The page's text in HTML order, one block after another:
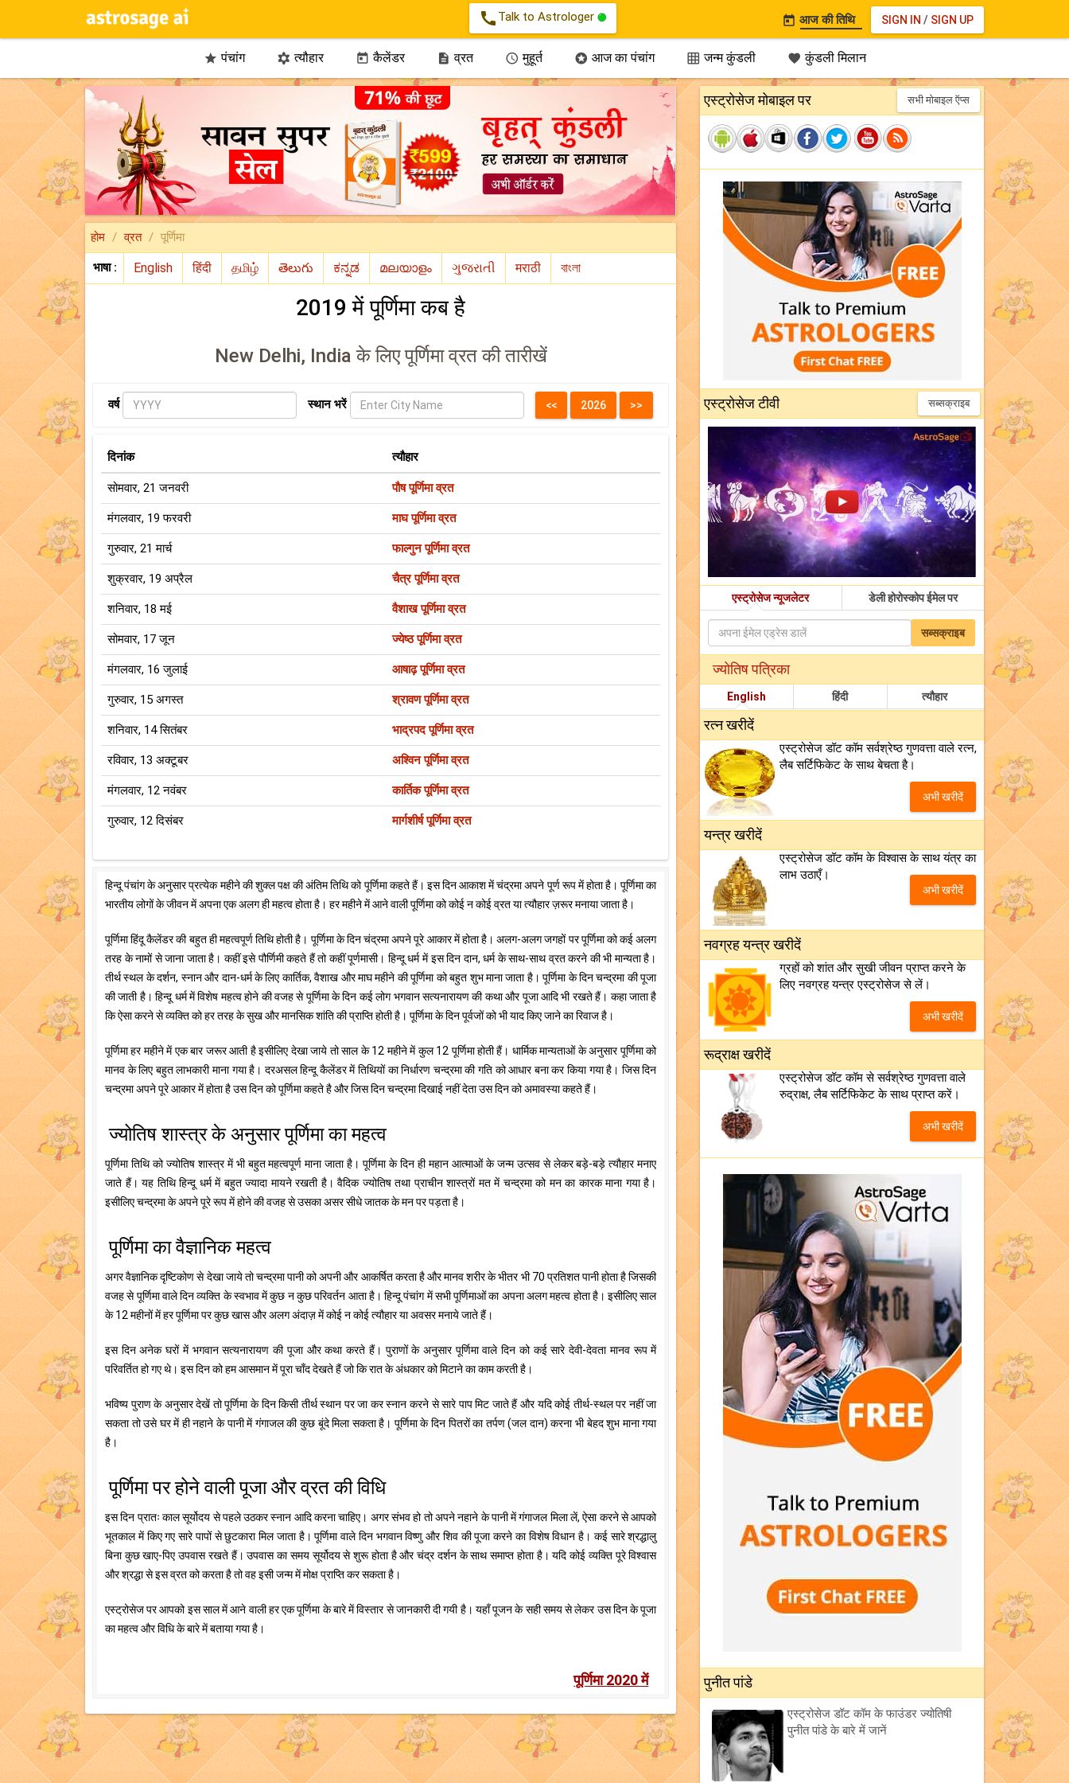
call Talk to Astrologer SIGN IN / SIGN UP
 आज की तिथि
 पंचांग  त्यौहार  कैलेंडर  व्रत  मुहूर्त  आज का पंचांग  जन्म कुंडली  कुंडली मिलान
होम व्रत पूर्णिमा
भाषा :
2019 में पूर्णिमा कब है
New Delhi, India के लिए पूर्णिमा व्रत की तारीखें
वर्ष स्थान भरें
दिनांक त्यौहार
सोमवार, 21 जनवरी पौष पूर्णिमा व्रत
मंगलवार, 19 फरवरी माघ पूर्णिमा व्रत
गुरुवार, 21 मार्च फाल्गुन पूर्णिमा व्रत
शुक्रवार, 19 अप्रैल चैत्र पूर्णिमा व्रत
शनिवार, 18 मई वैशाख पूर्णिमा व्रत
सोमवार, 17 जून ज्येष्ठ पूर्णिमा व्रत
मंगलवार, 16 जुलाई आषाढ़ पूर्णिमा व्रत
गुरुवार, 15 अगस्त श्रावण पूर्णिमा व्रत
शनिवार, 14 सितंबर भाद्रपद पूर्णिमा व्रत
रविवार, 13 अक्टूबर अश्विन पूर्णिमा व्रत
मंगलवार, 12 नवंबर कार्तिक पूर्णिमा व्रत
गुरुवार, 12 दिसंबर मार्गशीर्ष पूर्णिमा व्रत
हिन्दू पंचांग के अनुसार प्रत्येक महीने की शुक्ल पक्ष की अंतिम तिथि को पूर्णिमा कहते हैं। इस दिन आकाश में चंद्रमा अपने पूर्ण रूप में होता है। पूर्णिमा का
भारतीय लोगों के जीवन में अपना एक अलग ही महत्व होता है। हर महीने में आने वाली पूर्णिमा को कोई न कोई व्रत या त्यौहार ज़रूर मनाया जाता है।
पूर्णिमा हिंदू कैलेंडर की बहुत ही महत्वपूर्ण तिथि होती है। पूर्णिमा के दिन चंद्रमा अपने पूरे आकार में होता है। अलग-अलग जगहों पर पूर्णिमा को कई अलग
तरह के नामों से जाना जाता है। कहीं इसे पौर्णिमी कहते हैं तो कहीं पूर्णमासी। हिन्दू धर्म में इस दिन दान, धर्म के साथ-साथ व्रत करने की भी मान्यता है।
तीर्थ स्थल के दर्शन, स्नान और दान-धर्म के लिए कार्तिक, वैशाख और माघ महीने की पूर्णिमा को बहुत शुभ माना जाता है। पूर्णिमा के दिन चन्द्रमा की पूजा
की जाती है। हिन्दू धर्म में विशेष महत्व होने की वजह से पूर्णिमा के दिन कई लोग भगवान सत्यनारायण की कथा और पूजा आदि भी रखते हैं। कहा जाता है
कि ऐसा करने से व्यक्ति को हर तरह के सुख और मानसिक शांति की प्राप्ति होती है। पूर्णिमा के दिन पूर्वजों को भी याद किए जाने का रिवाज है।
पूर्णिमा हर महीने में एक बार जरूर आती है इसीलिए देखा जाये तो साल के 12 महीने में कुल 12 पूर्णिमा होती हैं। धार्मिक मान्यताओं के अनुसार पूर्णिमा को
मानव के लिए बहुत लाभकारी माना गया है। दरअसल हिन्दू कैलेंडर में तिथियों का निर्धारण चन्द्रमा की गति को आधार बना कर किया गया है। जिस दिन
चन्द्रमा अपने पूरे आकार में होता है उस दिन को पूर्णिमा कहते है और जिस दिन चन्द्रमा दिखाई नहीं देता उस दिन को अमावस्या कहते हैं।
ज्योतिष शास्त्र के अनुसार पूर्णिमा का महत्व
पूर्णिमा तिथि को ज्योतिष शास्त्र में भी बहुत महत्वपूर्ण माना जाता है। पूर्णिमा के दिन ही महान आत्माओं के जन्म उत्सव से लेकर बड़े-बड़े त्यौहार मनाए
जाते हैं। यह तिथि हिन्दू धर्म में बहुत ज्यादा मायने रखती है। वैदिक ज्योतिष तथा प्राचीन शास्त्रों मत में चन्द्रमा को मन का कारक माना गया है।
इसीलिए चन्द्रमा के अपने पूरे रूप में होने की वजह से उसका असर सीधे जातक के मन पर पड़ता है।
पूर्णिमा का वैज्ञानिक महत्व
अगर वैज्ञानिक दृष्टिकोण से देखा जाये तो चन्द्रमा पानी को अपनी और आकर्षित करता है और मानव शरीर के भीतर भी 70 प्रतिशत पानी होता है जिसकी
वजह से पूर्णिमा वाले दिन व्यक्ति के स्वभाव में कुछ न कुछ परिवर्तन आता है। हिन्दू पंचांग में सभी पूर्णिमाओं का अपना अलग महत्व होता है। इसीलिए साल
के 12 महीनों में हर पूर्णिमा पर कुछ खास और अलग अंदाज़ में कोई न कोई त्यौहार या अवसर मनाये जाते हैं।
इस दिन अनेक घरों में भगवान सत्यनारायण की पूजा और कथा करते हैं। पुराणों के अनुसार पूर्णिमा वाले दिन को कई सारे देवी-देवता मानव रूप में
परिवर्तित हो गए थे। इस दिन को हम आसमान में पूरा चाँद देखते हैं जो कि रात के अंधकार को मिटाने का काम करती है।
भविष्य पुराण के अनुसार देखें तो पूर्णिमा के दिन किसी तीर्थ स्थान पर जा कर स्नान करने से सारे पाप मिट जाते हैं और यदि कोई तीर्थ-स्थल पर नहीं जा
सकता तो उसे घर में ही नहाने के पानी में गंगाजल की कुछ बूंदे मिला सकता है। पूर्णिमा के दिन पितरों का तर्पण (जल दान) करना भी बेहद शुभ माना गया
है।
पूर्णिमा पर होने वाली पूजा और व्रत की विधि
इस दिन प्रातः काल सूर्योदय से पहले उठकर स्नान आदि करना चाहिए। अगर संभव हो तो अपने नहाने के पानी में गंगाजल मिला लें, ऐसा करने से आपको
भूतकाल में किए गए सारे पापों से छुटकारा मिल जाता है। पूर्णिमा वाले दिन भगवान विष्णु और शिव की पूजा करने का विशेष विधान है। कई सारे श्रद्धालु
बिना कुछ खाए-पिए उपवास रखते हैं। उपवास का समय सूर्योदय से शुरू होता है और चंद्र दर्शन के साथ समाप्त होता है। यदि कोई व्यक्ति पूरे विश्वास
और श्रद्धा से इस व्रत को करता है तो वह इसी जन्म में मोक्ष प्राप्ति कर सकता है।
एस्ट्रोसेज पर आपको इस साल में आने वाली हर एक पूर्णिमा के बारे में विस्तार से जानकारी दी गयी है। यहाँ पूजन के सही समय से लेकर उस दिन के पूजा
का महत्व और विधि के बारे में बताया गया है।
पूर्णिमा 2020 में
एस्ट्रोसेज मोबाइल पर सभी मोबाइल ऍप्स
एस्ट्रोसेज टीवी सब्सक्राइब
एस्ट्रोसेज न्यूजलेटर डेली होरोस्कोप ईमेल पर
सब्सक्राइब
ज्योतिष पत्रिका
English हिंदी त्यौहार
रत्न खरीदें
एस्ट्रोसेज डॉट कॉम सर्वश्रेष्ठ गुणवत्ता वाले रत्न,
लैब सर्टिफिकेट के साथ बेचता है।
अभी खरीदें
यन्त्र खरीदें
एस्ट्रोसेज डॉट कॉम के विश्वास के साथ यंत्र का
लाभ उठाएँ।
अभी खरीदें
नवग्रह यन्त्र खरीदें
ग्रहों को शांत और सुखी जीवन प्राप्त करने के
लिए नवग्रह यन्त्र एस्ट्रोसेज से लें।
अभी खरीदें
रूद्राक्ष खरीदें
एस्ट्रोसेज डॉट कॉम से सर्वश्रेष्ठ गुणवत्ता वाले
रुद्राक्ष, लैब सर्टिफिकेट के साथ प्राप्त करें।
अभी खरीदें
पुनीत पांडे
एस्ट्रोसेज डॉट कॉम के फाउंडर ज्योतिषी
पुनीत पांडे के बारे में जानें